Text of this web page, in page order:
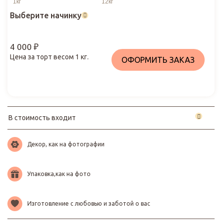
Выберите начинку
4 000 ₽
Цена за торт весом 1 кг. ОФОРМИТЬ ЗАКАЗ
В стоимость входит
Декор, как на фотографии
Упаковка,как на фото
Изготовление с любовью и заботой о вас